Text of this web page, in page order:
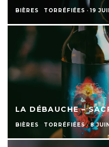
BIÈRES TORRÉFIÉES · 19
LA DÉBAUCHE –
BIÈRES TORRÉFIÉES · 8